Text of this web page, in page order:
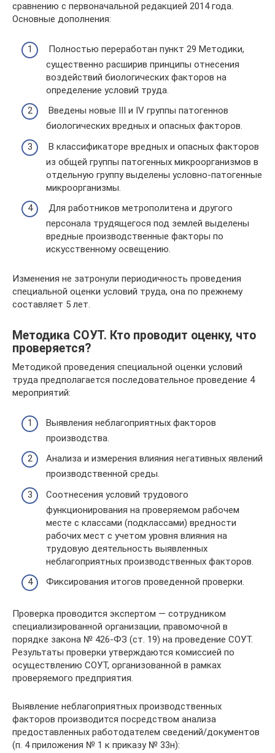
сравнению с первоначальной редакцией 2014 года.
Основные дополнения:
Полностью переработан пункт 29 Методики,
существенно расширив принципы отнесения
воздействий биологических факторов на
определение условий труда.
Введены новые III и IV группы патогеннов
биологических вредных и опасных факторов.
В классификаторе вредных и опасных факторов
из общей группы патогенных микроорганизмов в
отдельную группу выделены условно-патогенные
микроорганизмы.
Для работников метрополитена и другого
персонала трудящегося под землей выделены
вредные производственные факторы по
искусственному освещению.
Изменения не затронули периодичность проведения
специальной оценки условий труда, она по прежнему
составляет 5 лет.
Методика СОУТ. Кто проводит оценку, что
проверяется?
Методикой проведения специальной оценки условий
труда предполагается последовательное проведение 4
мероприятий:
Выявления неблагоприятных факторов
производства.
Анализа и измерения влияния негативных явлений
производственной среды.
Соотнесения условий трудового
функционирования на проверяемом рабочем
месте с классами (подклассами) вредности
рабочих мест с учетом уровня влияния на
трудовую деятельность выявленных
неблагоприятных производственных факторов.
Фиксирования итогов проведенной проверки.
Проверка проводится экспертом — сотрудником
специализированной организации, правомочной в
порядке закона № 426-ФЗ (ст. 19) на проведение СОУТ.
Результаты проверки утверждаются комиссией по
осуществлению СОУТ, организованной в рамках
проверяемого предприятия.
Выявление неблагоприятных производственных
факторов производится посредством анализа
предоставленных работодателем сведений/документов
(п. 4 приложения № 1 к приказу № 33н):